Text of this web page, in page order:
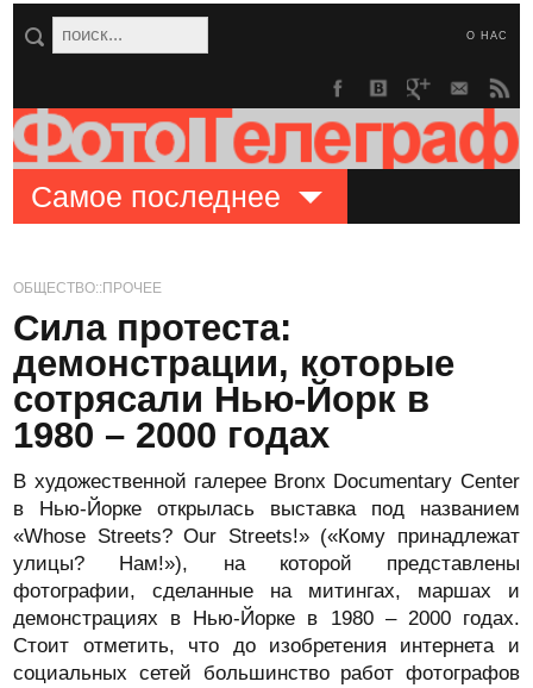
О НАС
Самое последнее
ОБЩЕСТВО::ПРОЧЕЕ
Сила протеста:
демонстрации, которые
сотрясали Нью-Йорк в
1980 – 2000 годах
В художественной галерее Bronx Documentary Center
в Нью-Йорке открылась выставка под названием
«Whose Streets? Our Streets!» («Кому принадлежат
улицы? Нам!»), на которой представлены
фотографии, сделанные на митингах, маршах и
демонстрациях в Нью-Йорке в 1980 – 2000 годах.
Стоит отметить, что до изобретения интернета и
социальных сетей большинство работ фотографов